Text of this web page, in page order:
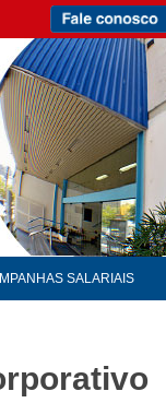
SALARIAIS